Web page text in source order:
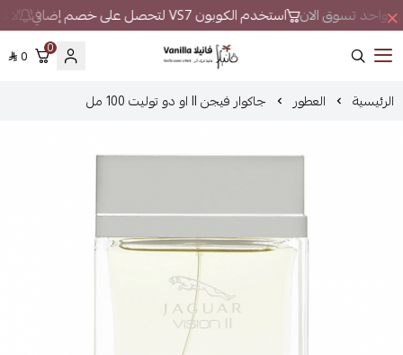
واحد تسوق الان استخدم الكوبون VS7 لتحصل على خصم إضافي لا
فانيلا
0
0
الرئيسية العطور جاكوار فيجن II او دو توليت 100 مل